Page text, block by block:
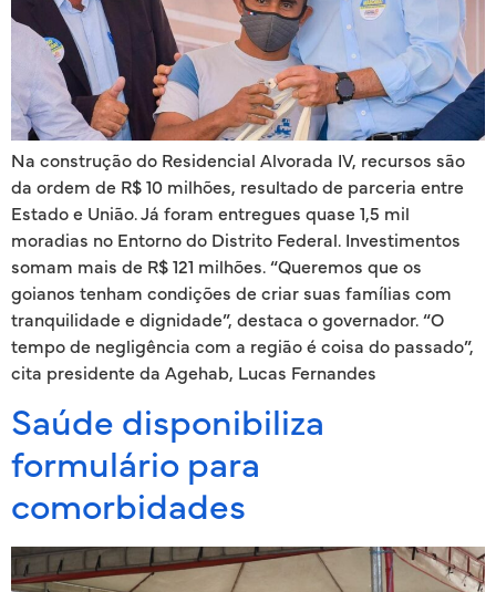
Na construção do Residencial Alvorada IV, recursos são
da ordem de R$ 10 milhões, resultado de parceria entre
Estado e União. Já foram entregues quase 1,5 mil
moradias no Entorno do Distrito Federal. Investimentos
somam mais de R$ 121 milhões. “Queremos que os
goianos tenham condições de criar suas famílias com
tranquilidade e dignidade”, destaca o governador. “O
tempo de negligência com a região é coisa do passado”,
cita presidente da Agehab, Lucas Fernandes
Saúde disponibiliza
formulário para
comorbidades